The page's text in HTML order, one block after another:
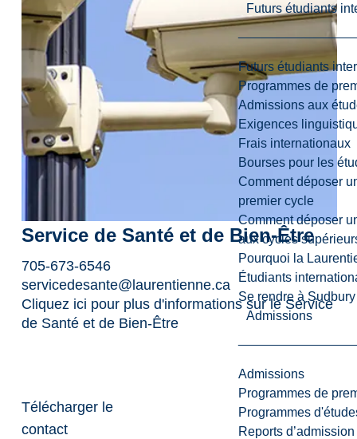
Futurs étudiants
Futurs étudiants
Programmes de
Admissions aux
Exigences
Frais internationaux
Bourses pour les
Comment déposer
premier cycle
Comment déposer
aux cycles
Pourquoi la
Étudiants
Se rendre à Sudbury
Admissions
Admissions
Programmes de
Programmes
Reports d’admission
Service de Santé et de Bien-Être
705-673-6546
servicedesante@laurentienne.ca
Cliquez ici pour plus d'informations sur le Service
de Santé et de Bien-Être
Télécharger le
contact